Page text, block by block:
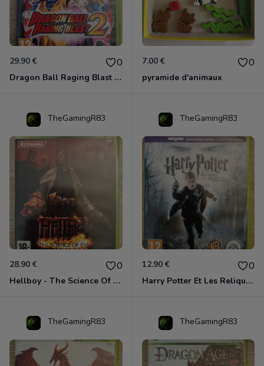
29.90 € 0
Dragon Ball Raging Blast 2 Xbox 360
7.00 € 0
pyramide d'animaux
TheGamingR83
28.90 € 0
Hellboy - The Science Of Evil Xbox 360
TheGamingR83
12.90 € 0
Harry Potter Et Les Reliques De La Mort - 1ère Partie Xbox 360
TheGamingR83 TheGamingR83